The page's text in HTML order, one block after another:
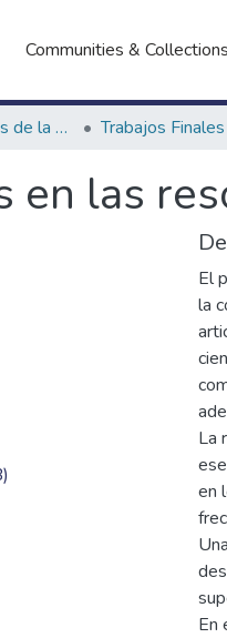
Communities & Collections
Facultad de Ciencias de la Educación
en las
El
la
La
en
En